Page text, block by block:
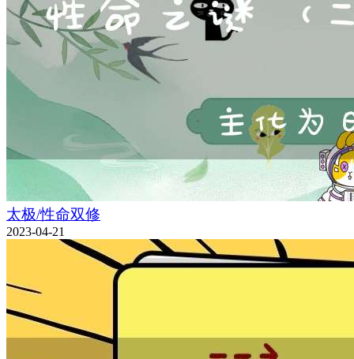
太极/性命双修
2023-04-21